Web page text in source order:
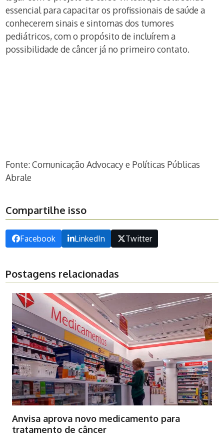
essencial para capacitar os profissionais de saúde a
conhecerem sinais e sintomas dos tumores
pediátricos, com o propósito de incluírem a
possibilidade de câncer já no primeiro contato.
Fonte: Comunicação Advocacy e Políticas Públicas
Abrale
Compartilhe isso
Facebook LinkedIn Twitter
Postagens relacionadas
Anvisa aprova novo medicamento para
tratamento de câncer